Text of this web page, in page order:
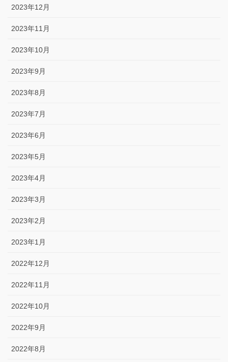
2023年12月
2023年11月
2023年10月
2023年9月
2023年8月
2023年7月
2023年6月
2023年5月
2023年4月
2023年3月
2023年2月
2023年1月
2022年12月
2022年11月
2022年10月
2022年9月
2022年8月